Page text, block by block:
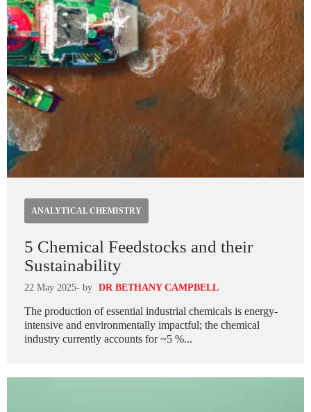
ANALYTICAL CHEMISTRY
5 Chemical Feedstocks and their
Sustainability
22 May 2025- by DR BETHANY CAMPBELL
The production of essential industrial chemicals is energy-
intensive and environmentally impactful; the chemical
industry currently accounts for ~5 %...